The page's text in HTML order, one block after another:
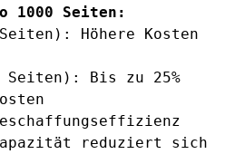
1000 Seiten:
Höhere Kosten
Seiten): Bis zu 25%
reduziert sich